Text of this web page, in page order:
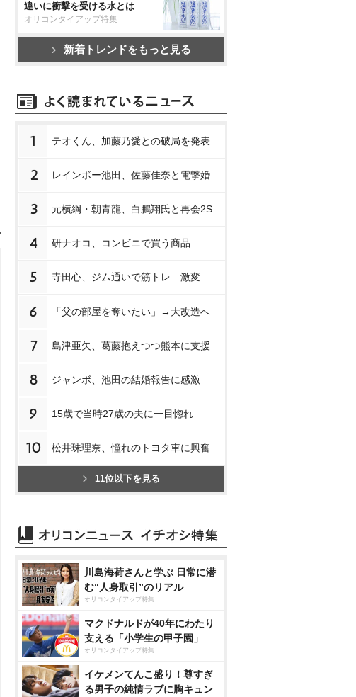
違いに衝撃を受ける水とは
オリコンタイアップ特集
新着トレンドをもっと見る
1 テオくん、加藤乃愛との破局を発表
2 レインボー池田、佐藤佳奈と電撃婚
3 元横綱・朝青龍、白鵬翔氏と再会2S
4 研ナオコ、コンビニで買う商品
5 寺田心、ジム通いで筋トレ…激変
6 「父の部屋を奪いたい」→大改造へ
7 島津亜矢、葛藤抱えつつ熊本に支援
8 ジャンボ、池田の結婚報告に感激
9 15歳で当時27歳の夫に一目惚れ
10 松井珠理奈、憧れのトヨタ車に興奮
11位以下を見る
川島海荷さんと学ぶ 日常に潜
む“人身取引”のリアル
オリコンタイアップ特集
マクドナルドが40年にわたり
支える「小学生の甲子園」
オリコンタイアップ特集
イケメンてんこ盛り！尊すぎ
る男子の純情ラブに胸キュン